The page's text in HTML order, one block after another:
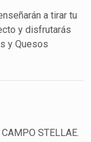
a tirar tu
y disfrutarás
y Quesos
STELLAE.